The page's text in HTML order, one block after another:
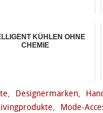
KÜHLEN OHNE
CHEMIE
, Designermarken,
, Mode-